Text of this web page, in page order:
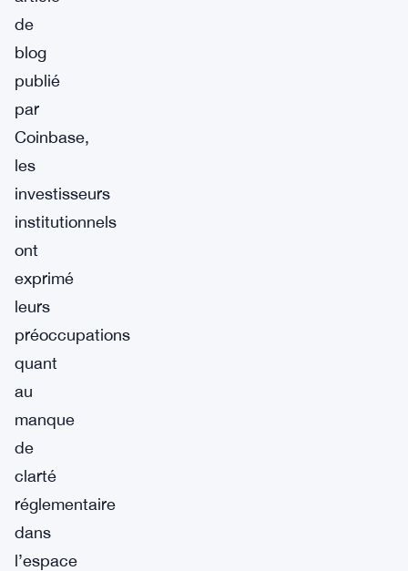
de
blog
publié
par
Coinbase,
les
investisseurs
institutionnels
ont
exprimé
leurs
préoccupations
quant
au
manque
de
clarté
réglementaire
dans
l’espace